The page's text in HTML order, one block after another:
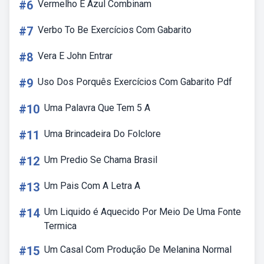
#6 Vermelho E Azul Combinam
#7 Verbo To Be Exercícios Com Gabarito
#8 Vera E John Entrar
#9 Uso Dos Porquês Exercícios Com Gabarito Pdf
#10 Uma Palavra Que Tem 5 A
#11 Uma Brincadeira Do Folclore
#12 Um Predio Se Chama Brasil
#13 Um Pais Com A Letra A
#14 Um Liquido é Aquecido Por Meio De Uma Fonte
Termica
#15 Um Casal Com Produção De Melanina Normal